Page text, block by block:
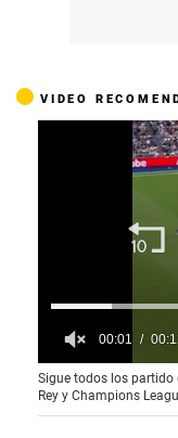
VIDEO
0
o
f
1
Sigue todos los partido
Rey y Champions